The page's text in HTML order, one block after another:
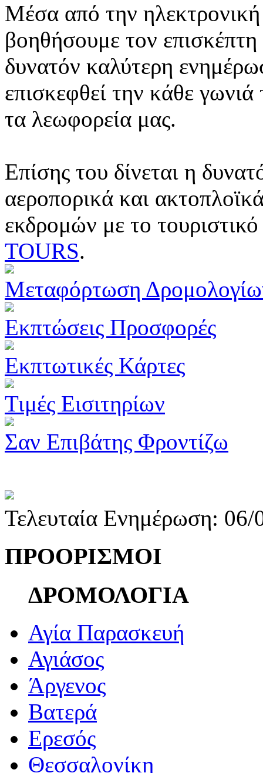
Μέσα από την ηλεκτρονική
βοηθήσουμε τον
δυνατόν καλύτερη
επισκεφθεί την κάθε
τα λεωφορεία μας.
Επίσης του δίνεται η
αεροπορικά και
εκδρομών με το
TOURS.
Μεταφόρτωση
Εκπτώσεις Προσφορές
Εκπτωτικές Κάρτες
Τιμές Εισιτηρίων
Σαν Επιβάτης Φροντίζω
Τελευταία Ενημέρωση:
ΠΡΟΟΡΙΣΜΟΙ
ΔΡΟΜΟΛΟΓΙΑ
Αγία Παρασκευή
Αγιάσος
Άργενος
Βατερά
Ερεσός
Θεσσαλονίκη